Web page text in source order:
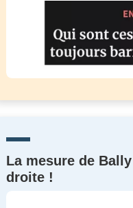
La mesure de
droite !